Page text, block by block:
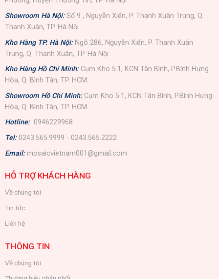
Showroom Hà Nội: Số 9 , Nguyễn Xiển, P. Thanh Xuân Trung, Q.
Thanh Xuân, TP. Hà Nội
Kho Hàng TP. Hà Nội: Ngõ 286, Nguyễn Xiển, P. Thanh Xuân
Trung, Q. Thanh Xuân, TP. Hà Nội
Kho Hàng Hồ Chí Minh: Cụm Kho 5.1, KCN Tân Bình, P.Bình Hưng
Hòa, Q. Bình Tân, TP. HCM
Showroom Hồ Chí Minh: Cụm Kho 5.1, KCN Tân Bình, P.Bình Hưng
Hòa, Q. Bình Tân, TP. HCM
Hotline: 0946229968
Tel: 0243.565.9999 - 0243.565.2222
Email: mosaicvietnam001@gmail.com
HỖ TRỢ KHÁCH HÀNG
Về chúng tôi
Tin tức
Liên hệ
THÔNG TIN
Về chúng tôi